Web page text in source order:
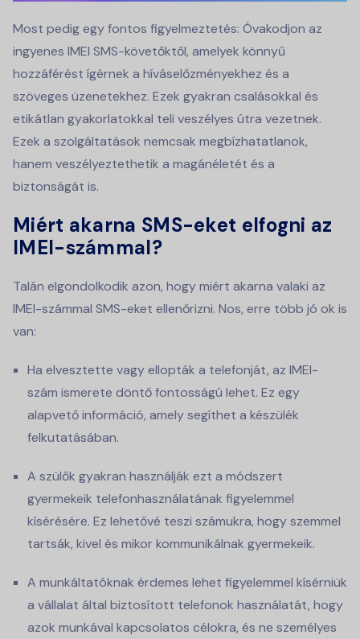
Most pedig egy fontos figyelmeztetés: Óvakodjon az
ingyenes IMEI SMS-követőktől, amelyek könnyű
hozzáférést ígérnek a híváselőzményekhez és a
szöveges üzenetekhez. Ezek gyakran csalásokkal és
etikátlan gyakorlatokkal teli veszélyes útra vezetnek.
Ezek a szolgáltatások nemcsak megbízhatatlanok,
hanem veszélyeztethetik a magánéletét és a
biztonságát is.
Miért akarna SMS-eket elfogni az
IMEI-számmal?
Talán elgondolkodik azon, hogy miért akarna valaki az
IMEI-számmal SMS-eket ellenőrizni. Nos, erre több jó ok is
van:
Ha elvesztette vagy ellopták a telefonját, az IMEI-
szám ismerete döntő fontosságú lehet. Ez egy
alapvető információ, amely segíthet a készülék
felkutatásában.
A szülők gyakran használják ezt a módszert
gyermekeik telefonhasználatának figyelemmel
kísérésére. Ez lehetővé teszi számukra, hogy szemmel
tartsák, kivel és mikor kommunikálnak gyermekeik.
A munkáltatóknak érdemes lehet figyelemmel kísérniük
a vállalat által biztosított telefonok használatát, hogy
azok munkával kapcsolatos célokra, és ne személyes